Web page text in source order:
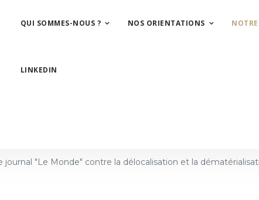
QUI SOMMES-NOUS ? NOS ORIENTATIONS
LINKEDIN
journal "Le Monde" contre la délocalisation et la